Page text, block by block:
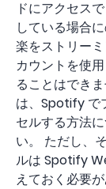
ドにアクセス
している場合
楽をストリー
カウントを使
ることはでき
は、Spotify で
セルする方法
い。 ただし、
ルは Spotify
えておく必要が